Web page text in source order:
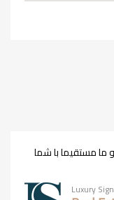
و ما مستقیما با شما
Luxury